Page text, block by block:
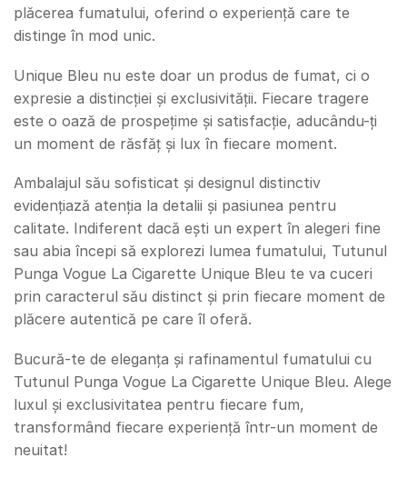
plăcerea fumatului, oferind o experiență care te
distinge în mod unic.
Unique Bleu nu este doar un produs de fumat, ci o
expresie a distincției și exclusivității. Fiecare tragere
este o oază de prospețime și satisfacție, aducându-ți
un moment de răsfăț și lux în fiecare moment.
Ambalajul său sofisticat și designul distinctiv
evidențiază atenția la detalii și pasiunea pentru
calitate. Indiferent dacă ești un expert în alegeri fine
sau abia începi să explorezi lumea fumatului, Tutunul
Punga Vogue La Cigarette Unique Bleu te va cuceri
prin caracterul său distinct și prin fiecare moment de
plăcere autentică pe care îl oferă.
Bucură-te de eleganța și rafinamentul fumatului cu
Tutunul Punga Vogue La Cigarette Unique Bleu. Alege
luxul și exclusivitatea pentru fiecare fum,
transformând fiecare experiență într-un moment de
neuitat!